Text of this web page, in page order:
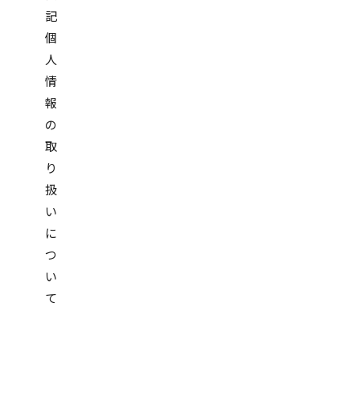
記
個
人
情
報
の
取
り
扱
い
に
つ
い
て